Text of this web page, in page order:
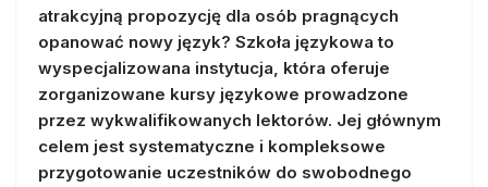
atrakcyjną propozycję dla osób pragnących
opanować nowy język? Szkoła językowa to
wyspecjalizowana instytucja, która oferuje
zorganizowane kursy językowe prowadzone
przez wykwalifikowanych lektorów. Jej głównym
celem jest systematyczne i kompleksowe
przygotowanie uczestników do swobodnego